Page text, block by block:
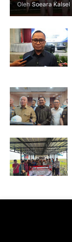
Oleh Soeara Kalsel